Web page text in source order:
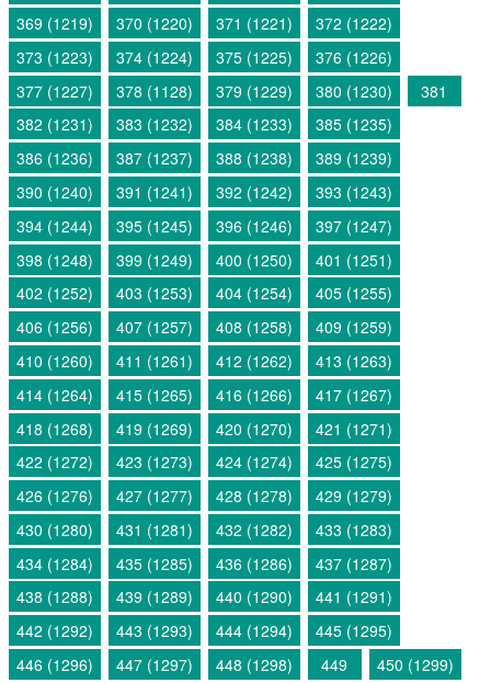
369 (1219)
370 (1220) 371 (1221)
372 (1222)
373 (1223)
374 (1224) 375 (1225)
376 (1226)
377 (1227)
378 (1128) 379 (1229) 380 (1230)
381
382 (1231)
383 (1232) 384 (1233)
385 (1235)
386 (1236)
387 (1237) 388 (1238)
389 (1239)
390 (1240)
391 (1241) 392 (1242)
393 (1243)
394 (1244)
395 (1245) 396 (1246)
397 (1247)
398 (1248)
399 (1249) 400 (1250)
401 (1251)
402 (1252)
403 (1253) 404 (1254)
405 (1255)
406 (1256)
407 (1257) 408 (1258)
409 (1259)
410 (1260)
411 (1261) 412 (1262)
413 (1263)
414 (1264)
415 (1265) 416 (1266)
417 (1267)
418 (1268)
419 (1269) 420 (1270)
421 (1271)
422 (1272)
423 (1273) 424 (1274)
425 (1275)
426 (1276)
427 (1277) 428 (1278)
429 (1279)
430 (1280)
431 (1281) 432 (1282)
433 (1283)
434 (1284)
435 (1285) 436 (1286)
437 (1287)
438 (1288)
439 (1289) 440 (1290)
441 (1291)
442 (1292)
443 (1293) 444 (1294)
445 (1295)
446 (1296)
447 (1297) 448 (1298) 449
450 (1299)